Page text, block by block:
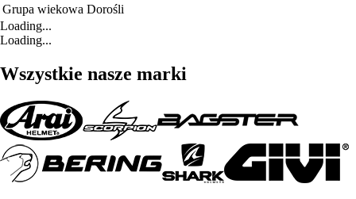
Grupa wiekowa Dorośli
Loading...
Loading...
Wszystkie nasze marki